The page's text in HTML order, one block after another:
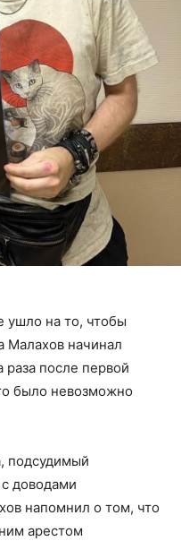
ушло на то, чтобы
Малахов начинал
раза после первой
было невозможно
подсудимый
доводами
напомнил о том, что
арестом